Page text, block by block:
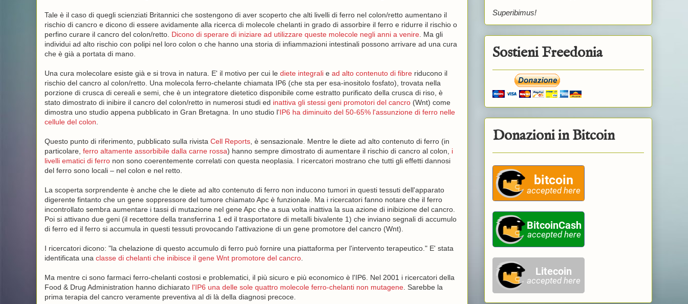
Tale è il caso di quegli scienziati Britannici che sostengono di aver scoperto che alti livelli di ferro nel colon/retto aumentano il
rischio di cancro e dicono di essere avidamente alla ricerca di molecole chelanti in grado di assorbire il ferro e ridurre il rischio o
perfino curare il cancro del colon/retto. Dicono di sperare di iniziare ad utilizzare queste molecole negli anni a venire. Ma gli
individui ad alto rischio con polipi nel loro colon o che hanno una storia di infiammazioni intestinali possono arrivare ad una cura
che è già a portata di mano.
Una cura molecolare esiste già e si trova in natura. E' il motivo per cui le diete integralie ad alto contenuto di fibreriducono il
rischio del cancro al colon/retto. Una molecola ferro-chelante chiamata IP6 (che sta per esa-inositolo fosfato), trovata nella
porzione di crusca di cereali e semi, che è un integratore dietetico disponibile come estratto purificato della crusca di riso, è
stato dimostrato di inibire il cancro del colon/retto in numerosi studi ed inattiva gli stessi geni promotori del cancro(Wnt) come
dimostra uno studio appena pubblicato in Gran Bretagna. In uno studio l'IP6 ha diminuito del 50-65% l'assunzione di ferro nelle
cellule del colon
Questo punto di riferimento, pubblicato sulla rivista Cell Reports, è sensazionale. Mentre le diete ad alto contenuto di ferro (in
particolare, ferro altamente assorbibile dalla carne rossa) hanno sempre dimostrato di aumentare il rischio di cancro al colon, i
livelli ematici di ferronon sono coerentemente correlati con questa neoplasia. I ricercatori mostrano che tutti gli effetti dannosi
del ferro sono locali – nel colon e nel retto.
La scoperta sorprendente è anche che le diete ad alto contenuto di ferro non inducono tumori in questi tessuti dell'apparato
digerente fintanto che un gene soppressore del tumore chiamato Apc è funzionale. Ma i ricercatori fanno notare che il ferro
incontrollato sembra aumentare i tassi di mutazione nel gene Apc che a sua volta inattiva la sua azione di inibizione del cancro.
Poi si attivano due geni (il recettore della transferrina 1 ed il trasportatore di metalli bivalente 1) che inviano segnali di accumulo
di ferro ed il ferro si accumula in questi tessuti provocando l'attivazione di un gene promotore del cancro (Wnt).
I ricercatori dicono: "la chelazione di questo accumulo di ferro può fornire una piattaforma per l'intervento terapeutico." E' stata
identificata una classe di chelanti che inibisce il gene Wnt promotore del cancro.
Ma mentre ci sono farmaci ferro-chelanti costosi e problematici, il più sicuro e più economico è l'IP6. Nel 2001 i ricercatori della
Food & Drug Administration hanno dichiarato l'IP6 una delle sole quattro molecole ferro-chelanti non mutagene. Sarebbe la
prima terapia del cancro veramente preventiva al di là della diagnosi precoce.
Superibimus!
Sostieni Freedonia
Donazioni in Bitcoin